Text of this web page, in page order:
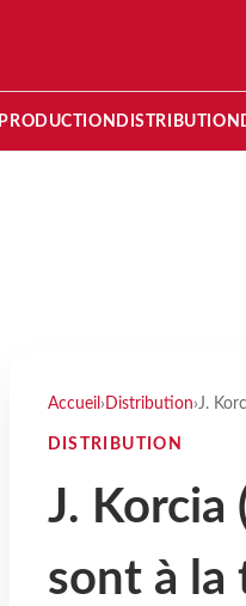
PRODUCTION DISTRIBUTION
Accueil › Distribution›J.
DISTRIBUTION
J. Korcia
sont à la